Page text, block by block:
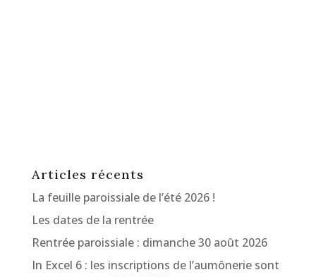
Articles récents
La feuille paroissiale de l’été 2026 !
Les dates de la rentrée
Rentrée paroissiale : dimanche 30 août 2026
In Excel 6 : les inscriptions de l’aumônerie sont